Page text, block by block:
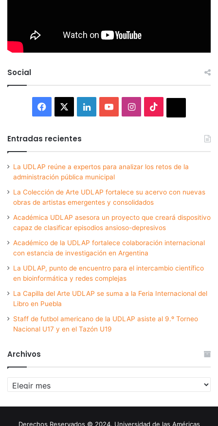
Social
Facebook LinkedInYouTubeInstagram
Entradas recientes
La UDLAP reúne a expertos para analizar los retos de la
administración pública municipal
La Colección de Arte UDLAP fortalece su acervo con nuevas
obras de artistas emergentes y consolidados
Académica UDLAP asesora un proyecto que creará dispositivo
capaz de clasificar episodios ansioso-depresivos
Académico de la UDLAP fortalece colaboración internacional
con estancia de investigación en Argentina
La UDLAP, punto de encuentro para el intercambio científico
en bioinformática y redes complejas
La Capilla del Arte UDLAP se suma a la Feria Internacional del
Libro en Puebla
Staff de futbol americano de la UDLAP asiste al 9.º Torneo
Nacional U17 y en el Tazón U19
Archivos
Archivos
Derechos Reservados © 2024. Universidad de las Américas